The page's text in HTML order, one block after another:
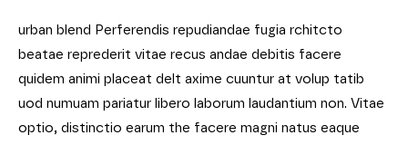
urban blend Perferendis repudiandae fugia rchitcto
beatae reprederit vitae recus andae debitis facere
quidem animi placeat delt axime cuuntur at volup tatib
uod numuam pariatur libero laborum laudantium non. Vitae
optio, distinctio earum the facere magni natus eaque